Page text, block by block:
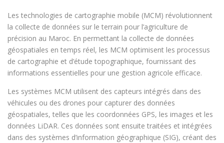
Les technologies de cartographie mobile (MCM) révolutionnent
la collecte de données sur le terrain pour l’agriculture de
précision au Maroc. En permettant la collecte de données
géospatiales en temps réel, les MCM optimisent les processus
de cartographie et d’étude topographique, fournissant des
informations essentielles pour une gestion agricole efficace.
Les systèmes MCM utilisent des capteurs intégrés dans des
véhicules ou des drones pour capturer des données
géospatiales, telles que les coordonnées GPS, les images et les
données LiDAR. Ces données sont ensuite traitées et intégrées
dans des systèmes d’information géographique (SIG), créant des